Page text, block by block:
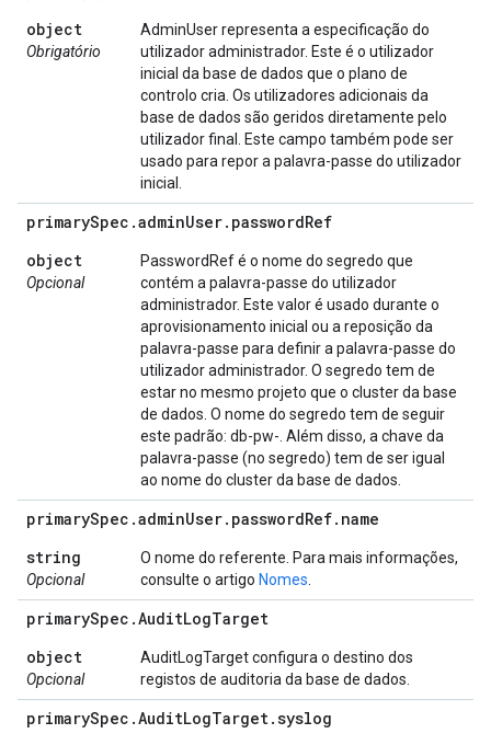
object
Obrigatório
AdminUser representa a especificação do
utilizador administrador. Este é o utilizador
inicial da base de dados que o plano de
controlo cria. Os utilizadores adicionais da
base de dados são geridos diretamente pelo
utilizador final. Este campo também pode ser
usado para repor a palavra-passe do utilizador
inicial.
primarySpec .adminUser. passwordRef
object
Opcional
PasswordRef é o nome do segredo que
contém a palavra-passe do utilizador
administrador. Este valor é usado durante o
aprovisionamento inicial ou a reposição da
palavra-passe para definir a palavra-passe do
utilizador administrador. O segredo tem de
estar no mesmo projeto que o cluster da base
de dados. O nome do segredo tem de seguir
este padrão: db-pw- . Além disso, a chave da
palavra-passe (no segredo) tem de ser igual
ao nome do cluster da base de dados.
primarySpec .adminUser. passwordRef. name
string
Opcional
O nome do referente. Para mais informações,
consulte o artigo Nomes
primarySpec .AuditLogTarget
object
Opcional
AuditLogTarget configura o destino dos
registos de auditoria da base de dados.
primarySpec .AuditLogTarget.syslog